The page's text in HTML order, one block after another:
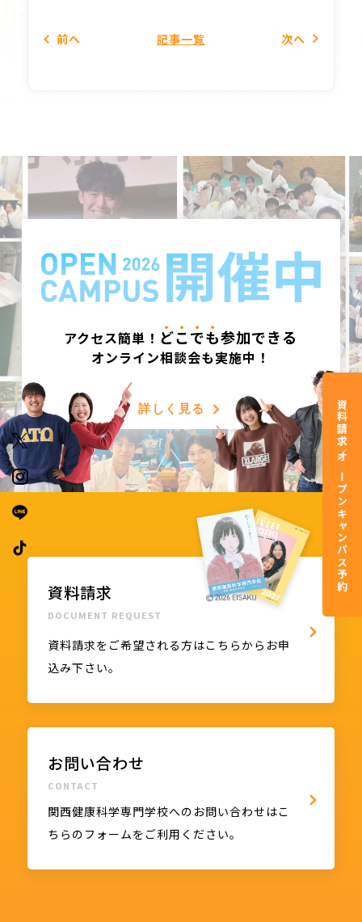
資料請求／オープンキャンパス予約
前へ 記事一覧 次へ
アクセス簡単！ どこでも参加できる
オンライン相談会も実施中！
詳しく見る
資料請求
DOCUMENT REQUEST
資料請求をご希望される方はこちらからお申
込み下さい。
お問い合わせ
CONTACT
関西健康科学専門学校へのお問い合わせはこ
ちらのフォームをご利用ください。